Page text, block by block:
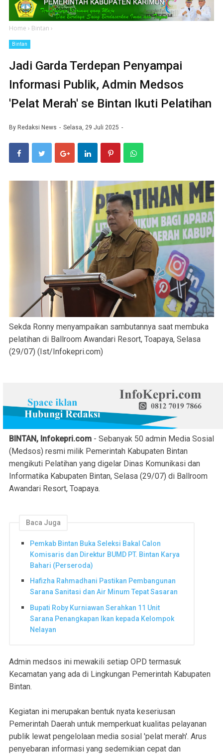
Home › Bintan ›
Bintan
Jadi Garda Terdepan Penyampai
Informasi Publik, Admin Medsos
'Pelat Merah' se Bintan Ikuti Pelatihan
By Redaksi News Selasa, 29 Juli 2025
Sekda Ronny menyampaikan sambutannya saat membuka
pelatihan di Ballroom Awandari Resort, Toapaya, Selasa
(29/07) (Ist/Infokepri.com)
BINTAN, Infokepri.com - Sebanyak 50 admin Media Sosial
(Medsos) resmi milik Pemerintah Kabupaten Bintan
mengikuti Pelatihan yang digelar Dinas Komunikasi dan
Informatika Kabupaten Bintan, Selasa (29/07) di Ballroom
Awandari Resort, Toapaya.
Baca Juga
Pemkab Bintan Buka Seleksi Bakal Calon
Komisaris dan Direktur BUMD PT. Bintan Karya
Bahari (Perseroda)
Hafizha Rahmadhani Pastikan Pembangunan
Sarana Sanitasi dan Air Minum Tepat Sasaran
Bupati Roby Kurniawan Serahkan 11 Unit
Sarana Penangkapan Ikan kepada Kelompok
Nelayan
Admin medsos ini mewakili setiap OPD termasuk
Kecamatan yang ada di Lingkungan Pemerintah Kabupaten
Bintan.
Kegiatan ini merupakan bentuk nyata keseriusan
Pemerintah Daerah untuk memperkuat kualitas pelayanan
publik lewat pengelolaan media sosial 'pelat merah'. Arus
penyebaran informasi yang sedemikian cepat dan